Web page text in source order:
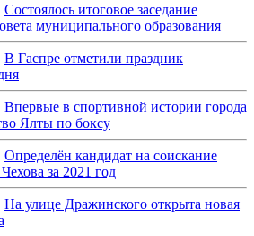
Состоялось итоговое заседание
муниципального образования
В Гаспре отметили праздник
Впервые в спортивной истории города
Ялты по боксу
Определён кандидат на соискание
за 2021 год
На улице Дражинского открыта новая